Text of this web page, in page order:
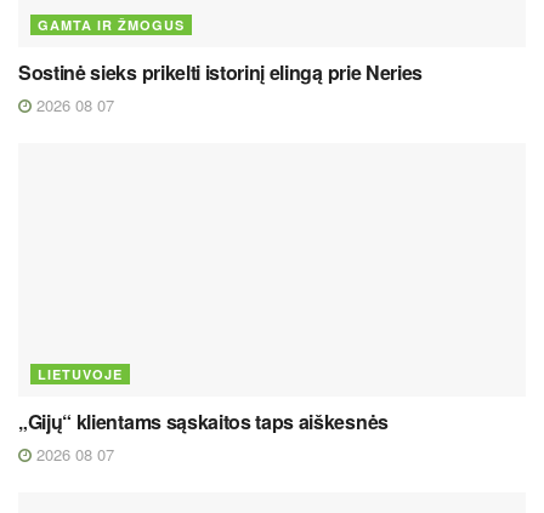
GAMTA IR ŽMOGUS
Sostinė sieks prikelti istorinį elingą prie Neries
2026 08 07
LIETUVOJE
„Gijų“ klientams sąskaitos taps aiškesnės
2026 08 07